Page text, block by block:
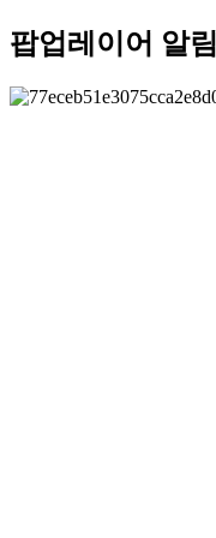
팝업레이어 알림